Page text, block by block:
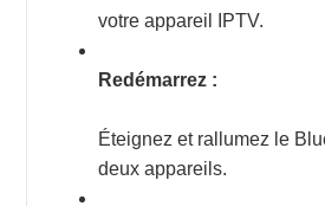
votre appareil IPTV.
Redémarrez :
Éteignez et rallumez le
deux appareils.